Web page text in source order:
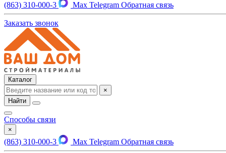
(863) 310-000-3 Max Telegram Обратная связь
Заказать звонок
Каталог
×
Найти
Способы связи
×
(863) 310-000-3 Max Telegram Обратная связь